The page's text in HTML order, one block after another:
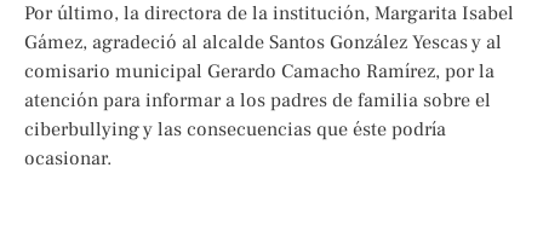
Por último, la directora de la institución, Margarita Isabel
Gámez, agradeció al alcalde Santos González Yescas y al
comisario municipal Gerardo Camacho Ramírez, por la
atención para informar a los padres de familia sobre el
ciberbullying y las consecuencias que éste podría
ocasionar.